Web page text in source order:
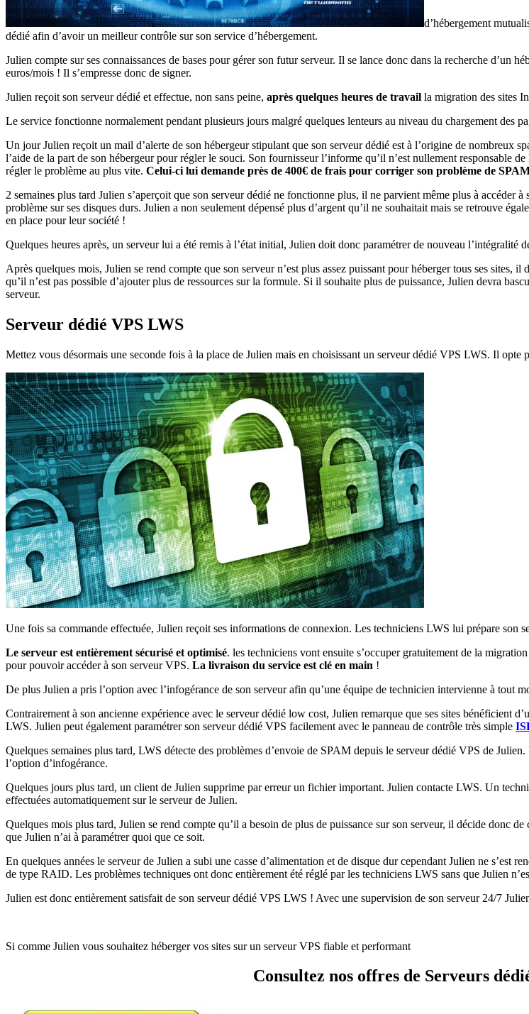
d’hébergement
dédié afin d’avoir un meilleur contrôle sur son service d’hébergement.
Julien compte sur ses connaissances de bases pour gérer son futur serveur. Il se lance donc dans la recherche d’un
euros/mois ! Il s’empresse donc de signer.
Julien reçoit son serveur dédié et effectue, non sans peine, après quelques heures de travail la migration des sites
Le service fonctionne normalement pendant plusieurs jours malgré quelques lenteurs au niveau du chargement des
Un jour Julien reçoit un mail d’alerte de son hébergeur stipulant que son serveur dédié est à l’origine de nombreux
l’aide de la part de son hébergeur pour régler le souci. Son fournisseur l’informe qu’il n’est nullement responsable
régler le problème au plus vite. Celui-ci lui demande près de 400€ de frais pour corriger son problème de
2 semaines plus tard Julien s’aperçoit que son serveur dédié ne fonctionne plus, il ne parvient même plus à accéder
problème sur ses disques durs. Julien a non seulement dépensé plus d’argent qu’il ne souhaitait mais se retrouve
en place pour leur société !
Quelques heures après, un serveur lui a été remis à l’état initial, Julien doit donc paramétrer de nouveau l’intégralité
Après quelques mois, Julien se rend compte que son serveur n’est plus assez puissant pour héberger tous ses sites,
qu’il n’est pas possible d’ajouter plus de ressources sur la formule. Si il souhaite plus de puissance, Julien devra
serveur.
Serveur dédié VPS LWS
Mettez vous désormais une seconde fois à la place de Julien mais en choisissant un serveur dédié VPS LWS. Il opte
Une fois sa commande effectuée, Julien reçoit ses informations de connexion. Les techniciens LWS lui prépare son
Le serveur est entièrement sécurisé et optimisé. les techniciens vont ensuite s’occuper gratuitement de la
pour pouvoir accéder à son serveur VPS. La livraison du service est clé en main !
De plus Julien a pris l’option avec l’infogérance de son serveur afin qu’une équipe de technicien intervienne à tout
Contrairement à son ancienne expérience avec le serveur dédié low cost, Julien remarque que ses sites bénéficient
LWS. Julien peut également paramétrer son serveur dédié VPS facilement avec le panneau de contrôle très simple
Quelques semaines plus tard, LWS détecte des problèmes d’envoie de SPAM depuis le serveur dédié VPS de
l’option d’infogérance.
Quelques jours plus tard, un client de Julien supprime par erreur un fichier important. Julien contacte LWS. Un
effectuées automatiquement sur le serveur de Julien.
Quelques mois plus tard, Julien se rend compte qu’il a besoin de plus de puissance sur son serveur, il décide donc
que Julien n’ai à paramétrer quoi que ce soit.
En quelques années le serveur de Julien a subi une casse d’alimentation et de disque dur cependant Julien ne
de type RAID. Les problèmes techniques ont donc entièrement été réglé par les techniciens LWS sans que Julien
Julien est donc entièrement satisfait de son serveur dédié VPS LWS ! Avec une supervision de son serveur 24/7
Si comme Julien vous souhaitez héberger vos sites sur un serveur VPS fiable et performant
Consultez nos offres de Serveurs